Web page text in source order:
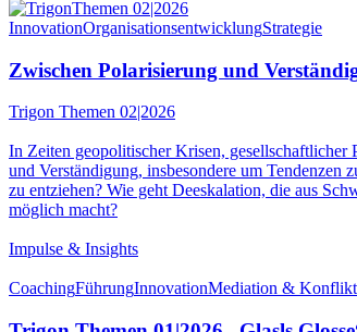
InnovationOrganisationsentwicklungStrategie
Zwischen Polarisierung und
Trigon Themen 02|2026
In Zeiten geopolitischer Krisen, gesellschaftlicher
und Verständigung, insbesondere um Tendenzen
zu entziehen? Wie geht Deeskalation, die aus
möglich macht?
Impulse & Insights
CoachingFührungInnovationMediation &